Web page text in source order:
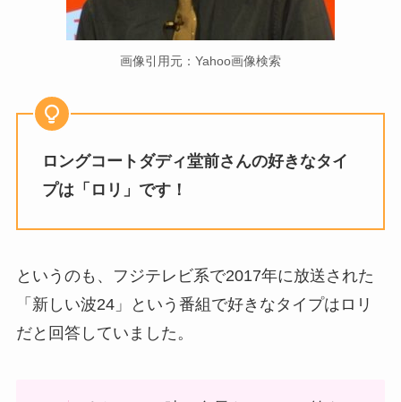
画像引用元：Yahoo画像検索
ロングコートダディ堂前さんの好きなタイ
プは「ロリ」です！
というのも、フジテレビ系で2017年に放送された
「新しい波24」という番組で好きなタイプはロリ
だと回答していました。